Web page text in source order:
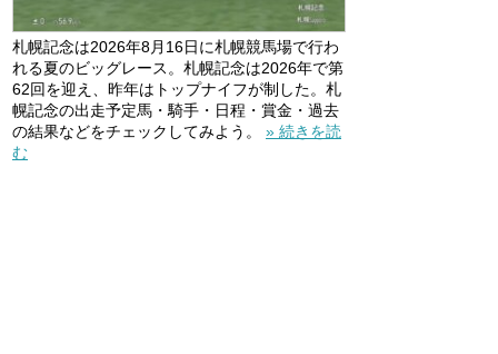
札幌記念は2026年8月16日に札幌競馬場で行わ
れる夏のビッグレース。札幌記念は2026年で第
62回を迎え、昨年はトップナイフが制した。札
幌記念の出走予定馬・騎手・日程・賞金・過去
の結果などをチェックしてみよう。 » 続きを読
む